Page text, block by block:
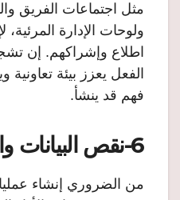
مثل اجتماعات الفريق
ولوحات الإدارة
اطلاع وإشراكهم. إن
الفعل يعزز بيئة
فهم قد ينشأ.
6-نقص البيانات والمقاييس
من الضروري إنشاء